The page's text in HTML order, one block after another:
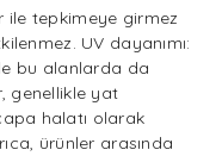
ile tepkimeye girmez
UV dayanımı:
bu alanlarda da
genellikle yat
halatı olarak
ürünler arasında